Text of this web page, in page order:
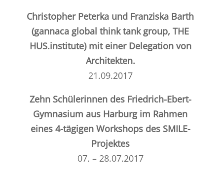
Christopher Peterka und Franziska Barth
(gannacaglobal think tank group,THE
HUS.institute) mit einer Delegation von
Architekten.
21.09.2017
Zehn Schülerinnen des Friedrich-Ebert-
Gymnasium aus Harburg im Rahmen
eines 4-tägigen Workshops des SMILE-
Projektes
07. – 28.07.2017